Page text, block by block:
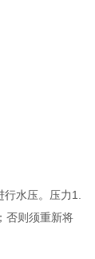
水压。压力1.
否则须重新将